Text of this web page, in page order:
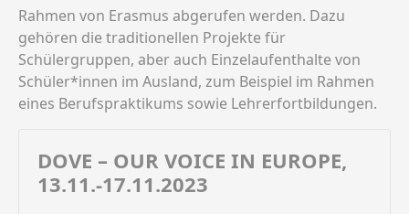
Rahmen von Erasmus abgerufen werden. Dazu
gehören die traditionellen Projekte für
Schülergruppen, aber auch Einzelaufenthalte von
Schüler*innen im Ausland, zum Beispiel im Rahmen
eines Berufspraktikums sowie Lehrerfortbildungen.
DOVE – OUR VOICE IN EUROPE,
13.11.-17.11.2023